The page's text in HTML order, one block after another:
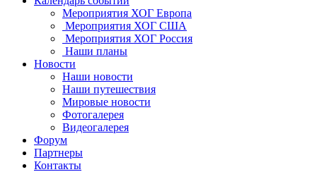
Мероприятия ХОГ Европа
Мероприятия ХОГ США
Мероприятия ХОГ Россия
Наши планы
Новости
Наши новости
Наши путешествия
Мировые новости
Фотогалерея
Видеогалерея
Форум
Партнеры
Контакты